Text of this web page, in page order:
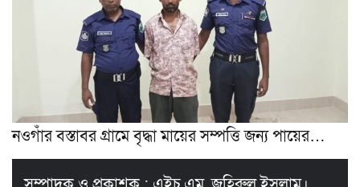
নওগাঁর বস্তাবর গ্রামে বৃদ্ধা মায়ের সম্পত্তি জন্য পায়ের…